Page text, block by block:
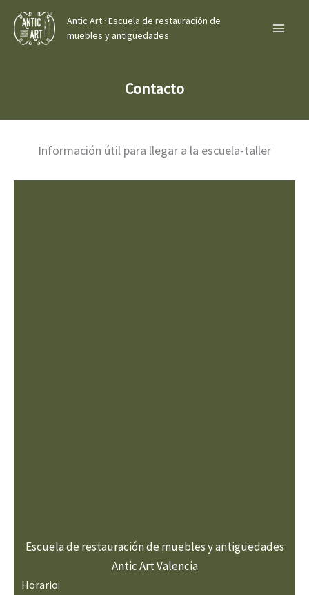
contenido
Antic Art · Escuela de restauración de
muebles y antigüedades
Contacto
Información útil para llegar a la escuela-taller
Escuela de restauración de muebles y antigüedades
Antic Art Valencia
Horario: